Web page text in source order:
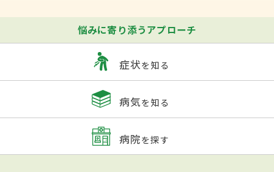
悩みに寄り添うアプローチ
症状を知る
病気を知る
病院を探す